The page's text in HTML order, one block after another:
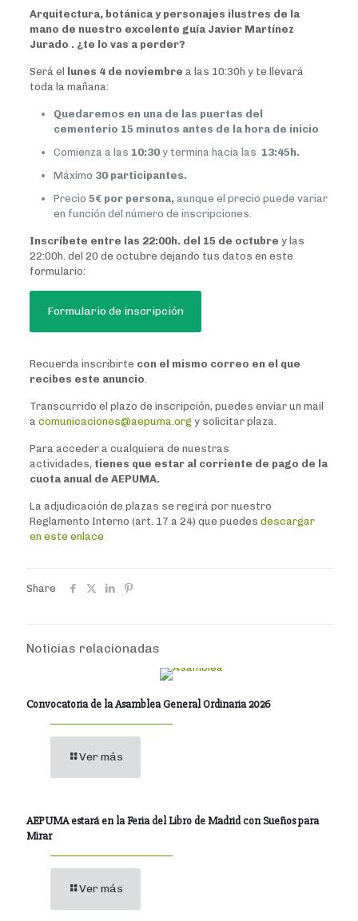
Arquitectura, botánica y personajes ilustres de la
mano de nuestro excelente guía Javier Martínez
Jurado . ¿te lo vas a perder?
Será el lunes 4 de noviembre a las 10:30h y te llevará
toda la mañana:
Quedaremos en una de las puertas del
cementerio 15 minutos antes de la hora de inicio
Comienza a las 10:30 y termina hacia las 13:45h.
Máximo 30 participantes.
Precio 5€ por persona,aunque el precio puede variar
en función del número de inscripciones.
Inscríbete entre las 22:00h. del 15 de octubre y las
22:00h. del 20 de octubre dejando tus datos en este
formulario:
Formulario de inscripción
Recuerda inscribirte con el mismo correo en el que
recibes este anuncio
Transcurrido el plazo de inscripción, puedes enviar un mail
a comunicaciones@aepuma.org y solicitar plaza.
Para acceder a cualquiera de nuestras
actividades, tienes que estar al corriente de pago de la
cuota anual de AEPUMA.
La adjudicación de plazas se regirá por nuestro
Reglamento Interno (art. 17 a 24) que puedes descargar
en este enlace
Share
Noticias relacionadas
Convocatoria de la Asamblea General Ordinaria 2026
Ver más
AEPUMA estará en la Feria del Libro de Madrid con Sueños para
Mirar
Ver más